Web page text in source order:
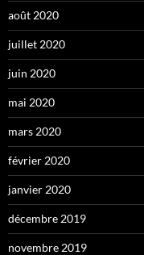
août 2020
juillet 2020
juin 2020
mai 2020
mars 2020
février 2020
janvier 2020
décembre 2019
novembre 2019